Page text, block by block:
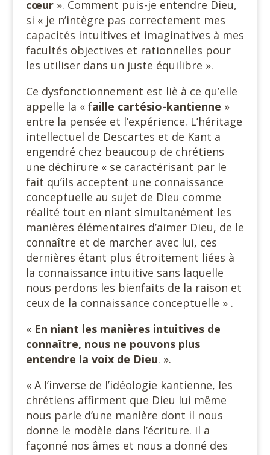
cœur ». Comment puis-je entendre Dieu,
si « je n’intègre pas correctement mes
capacités intuitives et imaginatives à mes
facultés objectives et rationnelles pour
les utiliser dans un juste équilibre ».
Ce dysfonctionnement est liè à ce qu’elle
appelle la « faille cartésio-kantienne »
entre la pensée et l’expérience. L’héritage
intellectuel de Descartes et de Kant a
engendré chez beaucoup de chrétiens
une déchirure « se caractérisant par le
fait qu’ils acceptent une connaissance
conceptuelle au sujet de Dieu comme
réalité tout en niant simultanément les
manières élémentaires d’aimer Dieu, de le
connaître et de marcher avec lui, ces
dernières étant plus étroitement liées à
la connaissance intuitive sans laquelle
nous perdons les bienfaits de la raison et
ceux de la connaissance conceptuelle » .
« En niant les manières intuitives de
connaître, nous ne pouvons plus
entendre la voix de Dieu. ».
« A l’inverse de l’idéologie kantienne, les
chrétiens affirment que Dieu lui même
nous parle d’une manière dont il nous
donne le modèle dans l’écriture. Il a
façonné nos âmes et nous a donné des